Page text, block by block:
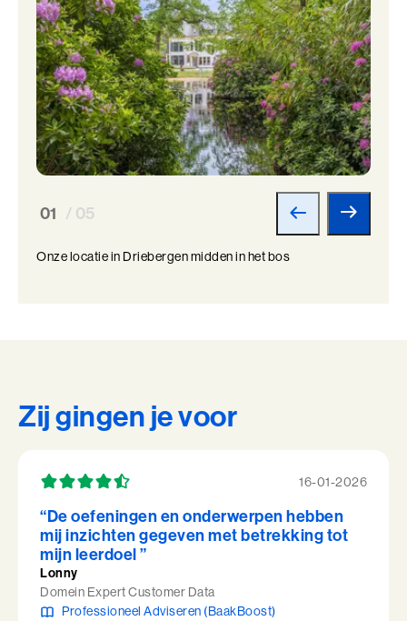
01 / 05
Onze locatie in Driebergen midden in het bos
Zij gingen je voor
16-01-2026
“De oefeningen en onderwerpen hebben
mij inzichten gegeven met betrekking tot
mijn leerdoel ”
Lonny
Domein Expert Customer Data
Professioneel Adviseren (BaakBoost)